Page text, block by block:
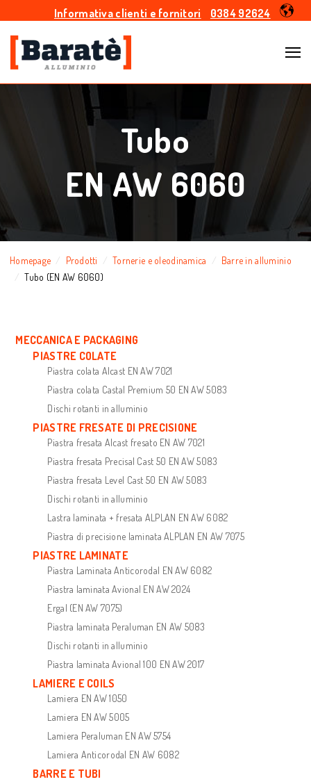
Informativa clienti e fornitori 0384 92624
Tubo
EN AW 6060
Homepage Prodotti Tornerie e oleodinamica
Barre in alluminio
Tubo (EN AW 6060)
MECCANICA E PACKAGING
PIASTRE COLATE
Piastra colata Alcast EN AW 7021
Piastra colata Castal Premium 50 EN AW 5083
Dischi rotanti in alluminio
PIASTRE FRESATE DI PRECISIONE
Piastra fresata Alcast fresato EN AW 7021
Piastra fresata Precisal Cast 50 EN AW 5083
Piastra fresata Level Cast 50 EN AW 5083
Dischi rotanti in alluminio
Lastra laminata + fresata ALPLAN EN AW 6082
Piastra di precisione laminata ALPLAN EN AW 7075
PIASTRE LAMINATE
Piastra Laminata Anticorodal EN AW 6082
Piastra laminata Avional EN AW 2024
Ergal (EN AW 7075)
Piastra laminata Peraluman EN AW 5083
Dischi rotanti in alluminio
Piastra laminata Avional 100 EN AW 2017
LAMIERE E COILS
Lamiera EN AW 1050
Lamiera EN AW 5005
Lamiera Peraluman EN AW 5754
Lamiera Anticorodal EN AW 6082
BARRE E TUBI